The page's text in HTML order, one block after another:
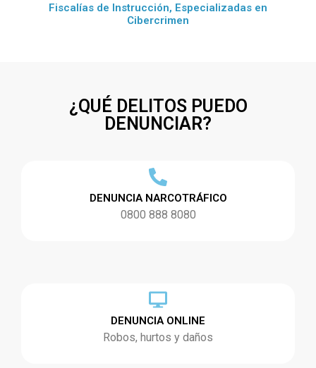
Fiscalías de Instrucción, Especializadas en
Cibercrimen
¿QUÉ DELITOS PUEDO
DENUNCIAR?
DENUNCIA NARCOTRÁFICO
0800 888 8080
DENUNCIA ONLINE
Robos, hurtos y daños